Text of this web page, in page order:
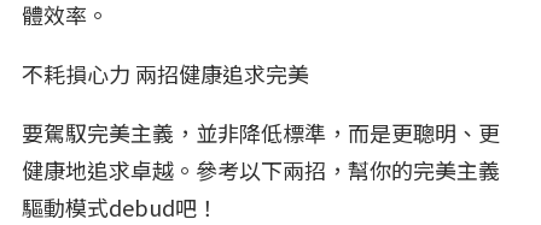
體效率。
不耗損心力 兩招健康追求完美
要駕馭完美主義，並非降低標準，而是更聰明、更
健康地追求卓越。參考以下兩招，幫你的完美主義
驅動模式debud吧！